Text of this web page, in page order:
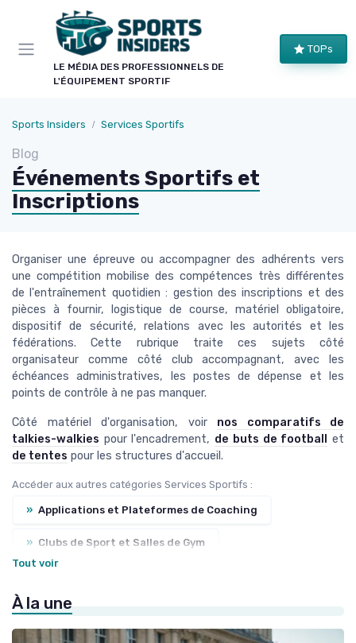
LE MÉDIA DES PROFESSIONNELS DE
L'ÉQUIPEMENT SPORTIF
TOPs
Sports Insiders Services Sportifs
Blog
Événements Sportifs et
Inscriptions
Organiser une épreuve ou accompagner des adhérents vers
une compétition mobilise des compétences très différentes
de l'entraînement quotidien : gestion des inscriptions et des
pièces à fournir, logistique de course, matériel obligatoire,
dispositif de sécurité, relations avec les autorités et les
fédérations. Cette rubrique traite ces sujets côté
organisateur comme côté club accompagnant, avec les
échéances administratives, les postes de dépense et les
points de contrôle à ne pas manquer.
Côté matériel d'organisation, voir nos comparatifs de
talkies-walkies pour l'encadrement, de buts de football
et
de tentes pour les structures d'accueil.
Accéder aux autres catégories Services Sportifs :
» Applications et Plateformes de Coaching
» Clubs de Sport et Salles de Gym
» Services de Récupération et Physiothérapie
Tout voir
À la une
×
LE CLUB SPORTS INSIDERS
Bons plans sur le matériel de structure, alertes
comparatifs avant leur publication. Pour ceux qui
équipent un club, une salle ou une collectivité.
Avant-premières Normes & sécurité
→ Je rejoins le club
de Sports Insiders et les offres de ses partenaires.
Non merci, peut-être plus tard
Panneau de gestion des cookies